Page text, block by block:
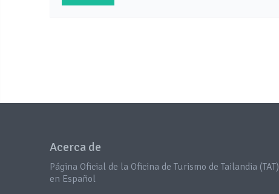
Acerca de
Página Oficial de la Oficina de Turismo de Tailandia (TAT)
en Español